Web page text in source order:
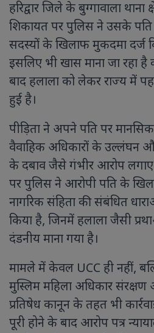
हरिद्वार जिले के बुग्गावाला थाना
शिकायत पर पुलिस ने उसके
सदस्यों के खिलाफ मुकदमा दर्ज
इसलिए भी खास माना जा रहा
बाद हलाला को लेकर राज्य में
हुई है।
पीड़िता ने अपने पति पर मानसिक
वैवाहिक अधिकारों के उल्लंघन
के दबाव जैसे गंभीर आरोप
पर पुलिस ने आरोपी पति के
नागरिक संहिता की संबंधित
किया है, जिनमें हलाला जैसी
दंडनीय माना गया है।
मामले में केवल UCC ही नहीं,
मुस्लिम महिला अधिकार
प्रतिषेध कानून के तहत भी
पूरी होने के बाद आरोप पत्र